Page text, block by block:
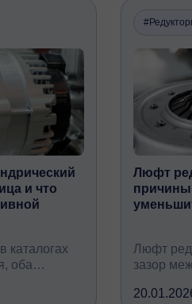
и что
каталогах
оба
Люфт
Люфт
зазор